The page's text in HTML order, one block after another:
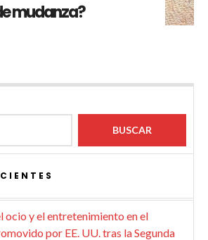
mudanza?
ocio y el entretenimiento en el
por EE. UU. tras la Segunda